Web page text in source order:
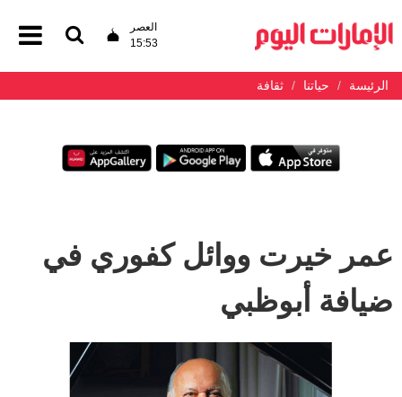
العصر
15:53
الرئيسة حياتنا ثقافة
عمر خيرت ووائل كفوري في
ضيافة أبوظبي